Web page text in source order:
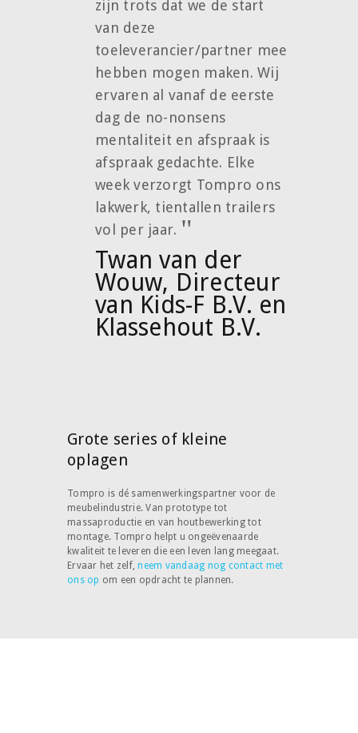
zijn trots dat we de start
van deze
toeleverancier/partner mee
hebben mogen maken. Wij
ervaren al vanaf de eerste
dag de no-nonsens
mentaliteit en afspraak is
afspraak gedachte. Elke
week verzorgt Tompro ons
lakwerk, tientallen trailers
vol per jaar.
Twan van der
Wouw, Directeur
van Kids-F B.V. en
Klassehout B.V.
Grote series of kleine
oplagen
Tompro is dé samenwerkingspartner voor de
meubelindustrie. Van prototype tot
massaproductie en van houtbewerking tot
montage. Tompro helpt u ongeëvenaarde
kwaliteit te leveren die een leven lang meegaat.
Ervaar het zelf,neem vandaag nog contact met
ons op om een opdracht te plannen.